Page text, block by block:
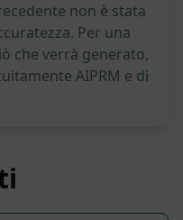
non è stata
Per una
che verrà generato,
AIPRM e di